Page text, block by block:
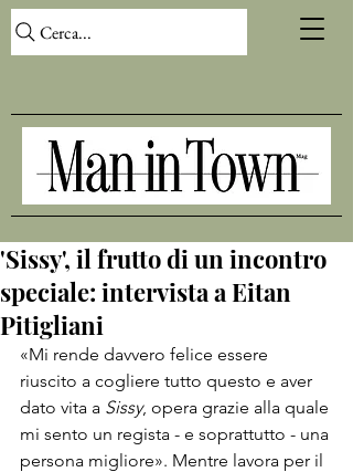
Cerca...
'Sissy', il frutto di un incontro
speciale: intervista a Eitan
Pitigliani
«Mi rende davvero felice essere
riuscito a cogliere tutto questo e aver
dato vita a Sissy, opera grazie alla quale
mi sento un regista - e soprattutto - una
persona migliore». Mentre lavora per il